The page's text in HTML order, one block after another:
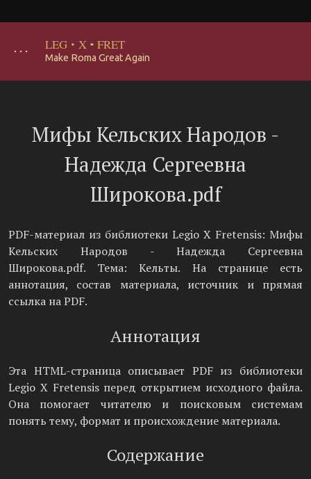
･･･ LEG · X · FRET
Make Roma Great Again
Мифы Кельских Народов -
Надежда Сергеевна
Широкова.pdf
PDF-материал из библиотеки Legio X Fretensis: Мифы
Кельских Народов - Надежда Сергеевна
Широкова.pdf. Тема: Кельты. На странице есть
аннотация, состав материала, источник и прямая
ссылка на PDF.
Аннотация
Эта HTML-страница описывает PDF из библиотеки
Legio X Fretensis перед открытием исходного файла.
Она помогает читателю и поисковым системам
понять тему, формат и происхождение материала.
Содержание